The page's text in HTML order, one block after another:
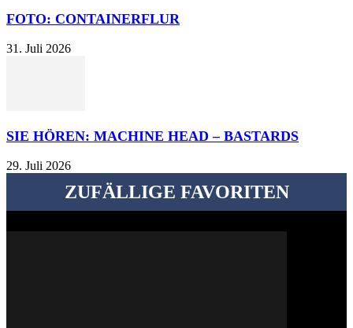
FOTO: CONTAINERFLUR
31. Juli 2026
SIE HÖREN: MACHINE HEAD – BASTARDS
29. Juli 2026
ZUFÄLLIGE FAVORITEN